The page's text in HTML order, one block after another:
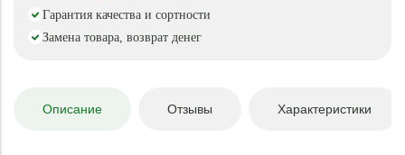
Гарантия качества и сортности
Замена товара, возврат денег
Описание Отзывы Характеристики